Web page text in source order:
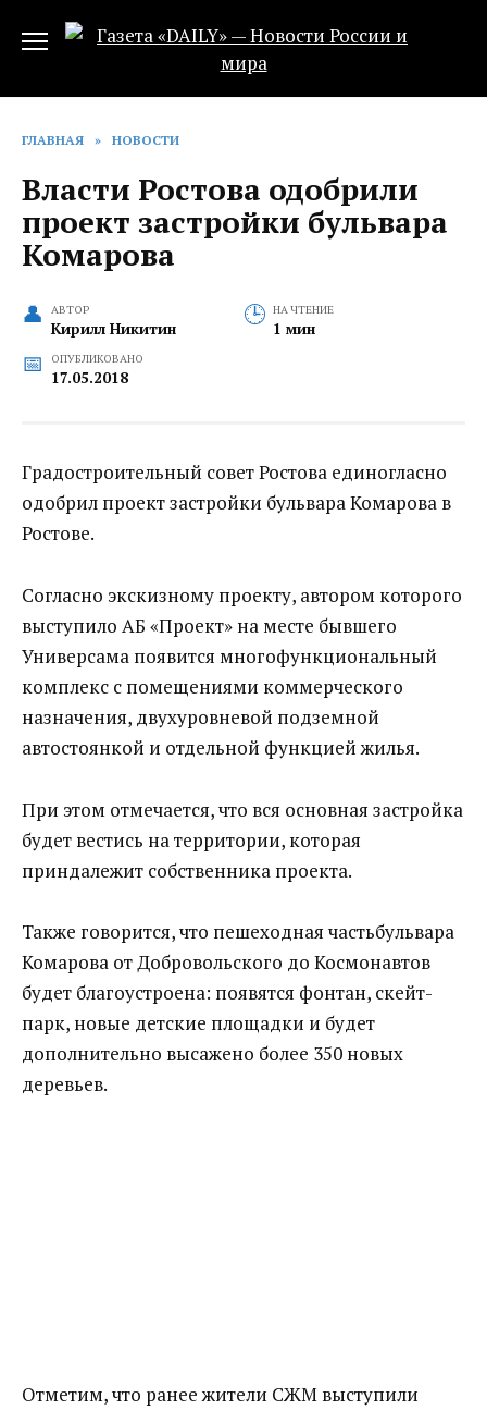
ГЛАВНАЯ » НОВОСТИ
Власти Ростова одобрили
проект застройки бульвара
Комарова
АВТОР
Кирилл Никитин
НА ЧТЕНИЕ
1 мин
ОПУБЛИКОВАНО
17.05.2018
Градостроительный совет Ростова единогласно
одобрил проект застройки бульвара Комарова в
Ростове.
Согласно экскизному проекту, автором которого
выступило АБ «Проект» на месте бывшего
Универсама появится многофункциональный
комплекс с помещениями коммерческого
назначения, двухуровневой подземной
автостоянкой и отдельной функцией жилья.
При этом отмечается, что вся основная застройка
будет вестись на территории, которая
приндалежит собственника проекта.
Также говорится, что пешеходная частьбульвара
Комарова от Добровольского до Космонавтов
будет благоустроена: появятся фонтан, скейт-
парк, новые детские площадки и будет
дополнительно высажено более 350 новых
деревьев.
Отметим, что ранее жители СЖМ выступили